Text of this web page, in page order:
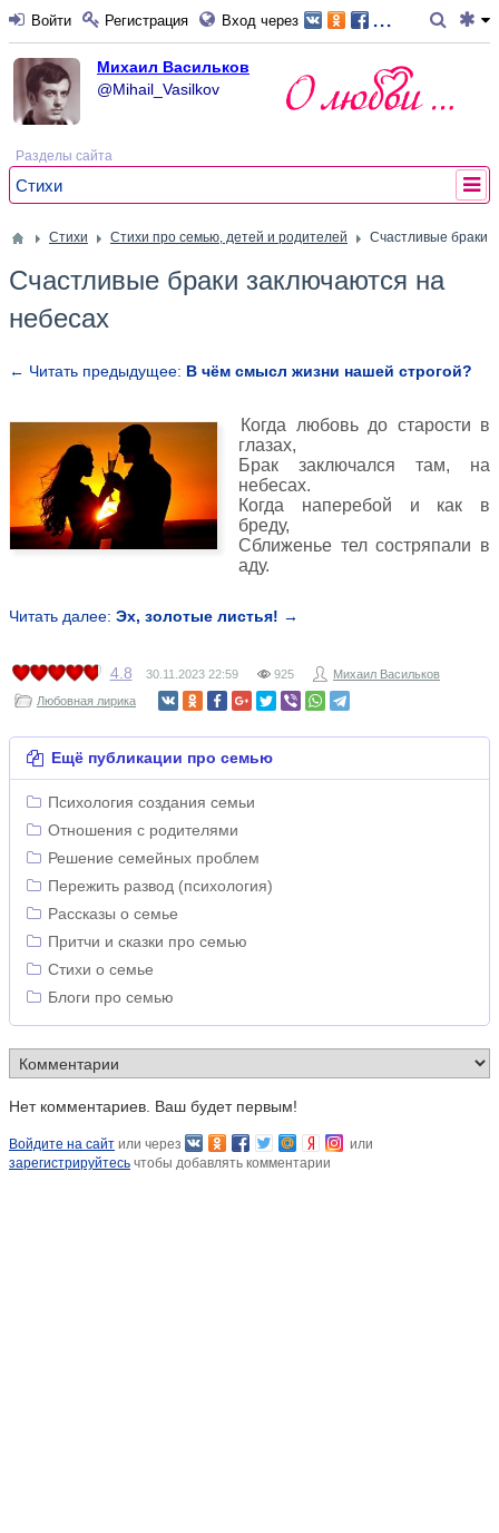
Войти Регистрация Вход через ...
Михаил Васильков
@Mihail_Vasilkov
Разделы сайта
Стихи
Стихи Стихи про семью, детей и родителей Счастливые браки
Счастливые браки заключаются на
небесах
← Читать предыдущее: В чём смысл жизни нашей строгой?
Когда любовь до старости в
глазах,
Брак заключался там, на
небесах.
Когда наперебой и как в
бреду,
Сближенье тел состряпали в
аду.
Читать далее: Эх, золотые листья! →
4.8 30.11.2023 22:59 925
Михаил Васильков
Любовная лирика
Ещё публикации про семью
Психология создания семьи
Отношения с родителями
Решение семейных проблем
Пережить развод (психология)
Рассказы о семье
Притчи и сказки про семью
Стихи о семье
Блоги про семью
Нет комментариев. Ваш будет первым!
Войдите на сайт или через
или
зарегистрируйтесь чтобы добавлять комментарии